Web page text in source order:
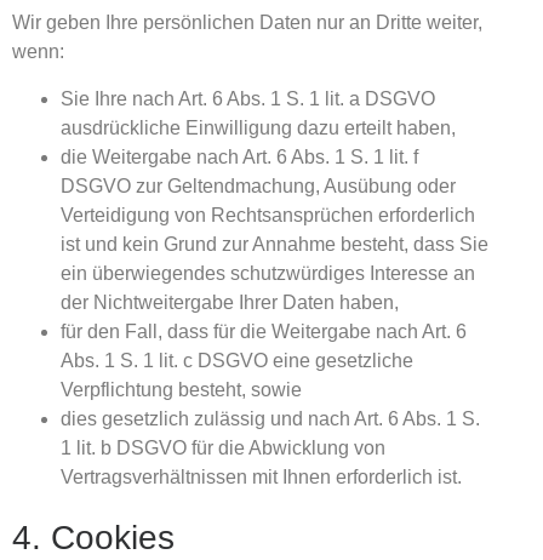
Wir geben Ihre persönlichen Daten nur an Dritte weiter,
wenn:
Sie Ihre nach Art. 6 Abs. 1 S. 1 lit. a DSGVO
ausdrückliche Einwilligung dazu erteilt haben,
die Weitergabe nach Art. 6 Abs. 1 S. 1 lit. f
DSGVO zur Geltendmachung, Ausübung oder
Verteidigung von Rechtsansprüchen erforderlich
ist und kein Grund zur Annahme besteht, dass Sie
ein überwiegendes schutzwürdiges Interesse an
der Nichtweitergabe Ihrer Daten haben,
für den Fall, dass für die Weitergabe nach Art. 6
Abs. 1 S. 1 lit. c DSGVO eine gesetzliche
Verpflichtung besteht, sowie
dies gesetzlich zulässig und nach Art. 6 Abs. 1 S.
1 lit. b DSGVO für die Abwicklung von
Vertragsverhältnissen mit Ihnen erforderlich ist.
4. Cookies